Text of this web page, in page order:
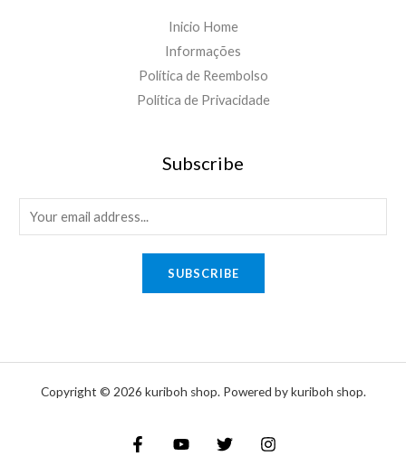
Inicio Home
Informações
Política de Reembolso
Política de Privacidade
Subscribe
m
SUBSCRIBE
Copyright © 2026 kuriboh shop. Powered by kuriboh shop.